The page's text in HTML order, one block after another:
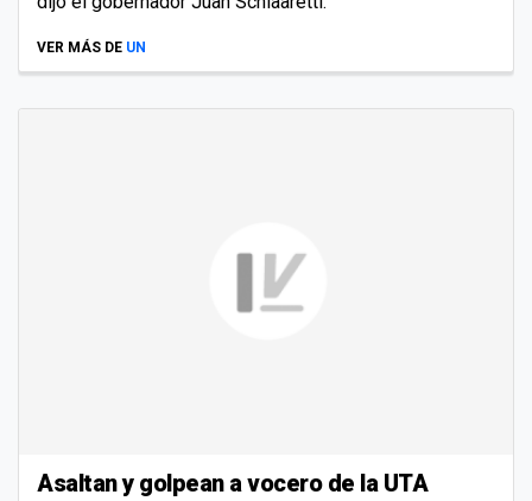
VER MÁS DE UN
Asaltan y golpean a vocero de la UTA